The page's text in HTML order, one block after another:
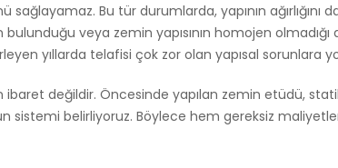
Bu tür durumlarda, yapının
veya zemin yapısının homojen
yıllarda telafisi çok zor olan yapısal sorunlara
değildir. Öncesinde yapılan zemin etüdü,
sistemi belirliyoruz. Böylece hem gereksiz